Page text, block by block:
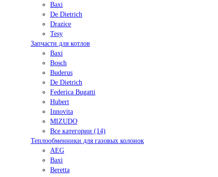
Baxi
De Dietrich
Drazice
Tesy
Запчасти для котлов
Baxi
Bosch
Buderus
De Dietrich
Federica Bugatti
Hubert
Innovita
MIZUDO
Все категории (14)
Теплообменники для газовых колонок
AEG
Baxi
Beretta